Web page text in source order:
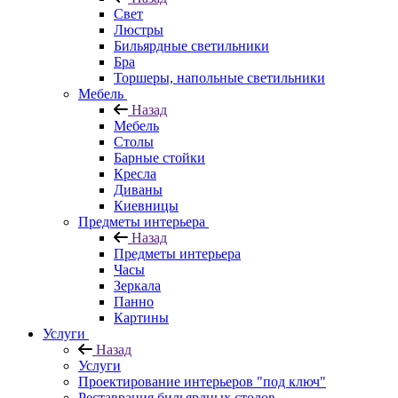
Свет
Люстры
Бильярдные светильники
Бра
Торшеры, напольные светильники
Мебель
Назад
Мебель
Столы
Барные стойки
Кресла
Диваны
Киевницы
Предметы интерьера
Назад
Предметы интерьера
Часы
Зеркала
Панно
Картины
Услуги
Назад
Услуги
Проектирование интерьеров "под ключ"